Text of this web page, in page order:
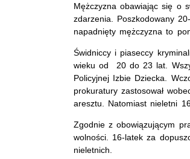
Mężczyzna obawiając się o
zdarzenia. Poszkodowany
napadnięty mężczyzna to
Świdniccy i piaseccy
wieku od 20 do 23 lat.
Policyjnej Izbie Dziecka.
prokuratury zastosował
aresztu. Natomiast nieletni
Zgodnie z obowiązującym
wolności. 16-latek za
nieletnich.